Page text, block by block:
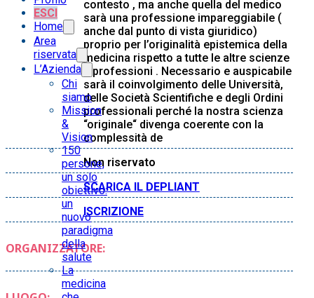
ESCI
Home
Area
riservata
L’Azienda
Chi
siamo
Mission
&
Vision
150
persone,
un solo
obiettivo:
un
nuovo
paradigma
della
salute
La
medicina
contesto , ma anche quella del medico
sarà una professione impareggiabile (
anche dal punto di vista giuridico)
proprio per l’originalità epistemica della
medicina rispetto a tutte le altre scienze
e professioni . Necessario e auspicabile
sarà il coinvolgimento delle Università,
delle Società Scientifiche e degli Ordini
professionali perché la nostra scienza
“originale“ divenga coerente con la
complessità de
Non riservato
SCARICA IL DEPLIANT
ISCRIZIONE
ORGANIZZATORE: